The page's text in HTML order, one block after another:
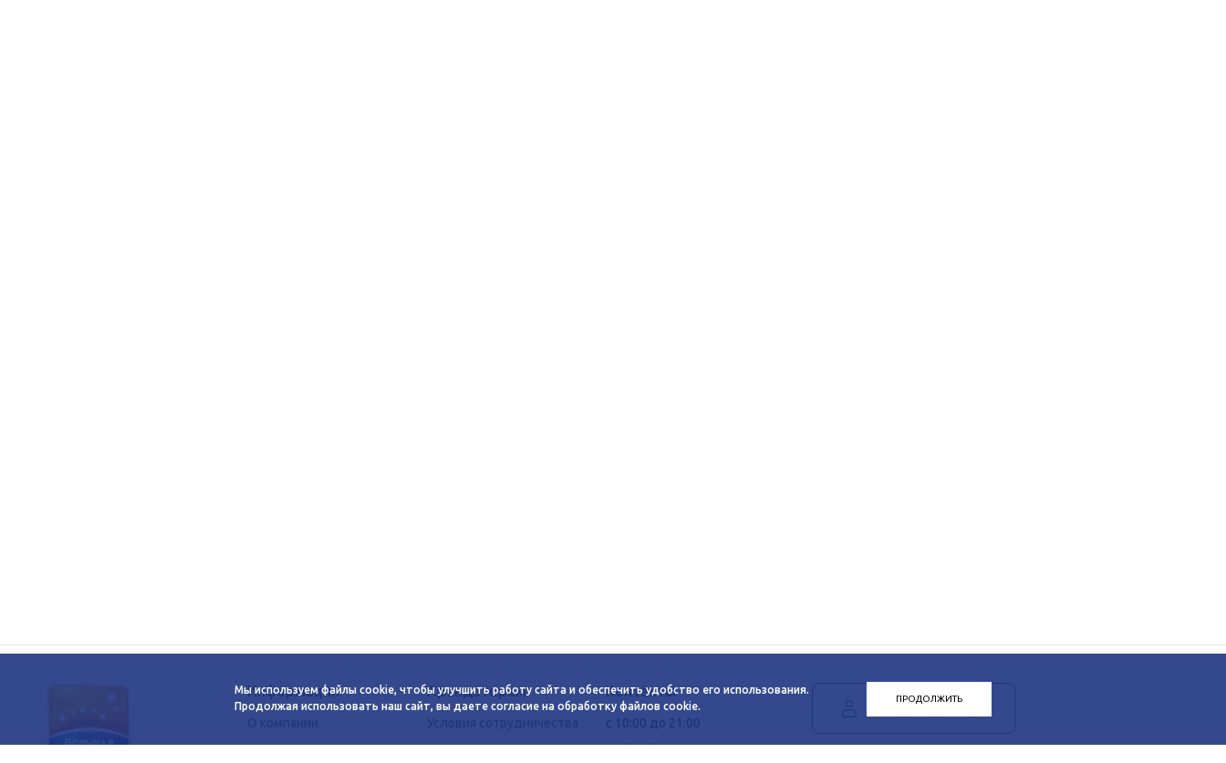
Информация
Новости
Арендаторам
Заявка на аренду
Контакты
c 10:00 до 21:00
+7 (383) 233-00-12
ЛК арендатора
Мы используем файлы cookie, чтобы улучшить работу сайта и обеспечить удобство его использования.
Продолжая использовать наш сайт, вы даете согласие на обработку файлов cookie.
ПРОДОЛЖИТЬ